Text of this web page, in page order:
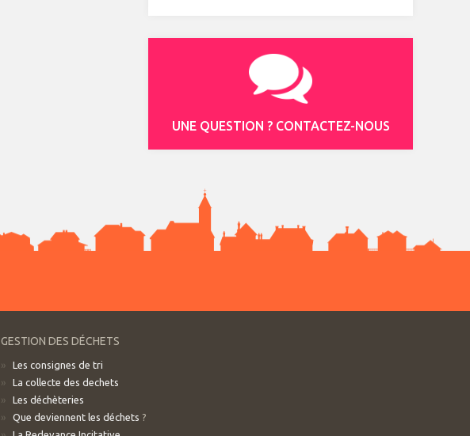
UNE QUESTION ? CONTACTEZ-NOUS
GESTION DES DÉCHETS
Les consignes de tri
La collecte des dechets
Les déchèteries
Que deviennent les déchets ?